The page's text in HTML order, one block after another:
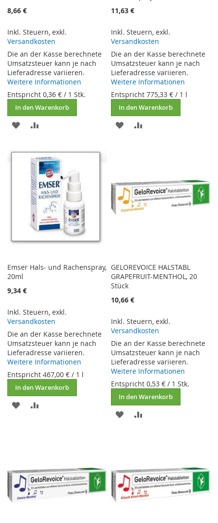
8,66 €
Inkl. Steuern, exkl.
Versandkosten
Die an der Kasse berechnete
Umsatzsteuer kann je nach
Lieferadresse variieren.
Weitere Informationen
Entspricht 0,36 € / 1 Stk.
In den Warenkorb
ZUR
HINZUFÜGEN
HINZUFÜGEN
11,63 €
Inkl. Steuern,exkl.
Versandkosten
Die an der Kasse berechnete
Umsatzsteuer kann je nach
Lieferadresse variieren.
Weitere Informationen
Entspricht775,33 € / 1 l
In den Warenkorb
ZUR
Emser Hals- und Rachenspray,
20ml
9,34 €
Inkl. Steuern, exkl.
Versandkosten
Die an der Kasse berechnete
Umsatzsteuer kann je nach
Lieferadresse variieren.
Weitere Informationen
Entspricht 467,00 € / 1 l
In den Warenkorb
ZUR
GELOREVOICE HALSTABL
GRAPEFRUIT-MENTHOL, 20
Stück
10,66 €
Inkl. Steuern,exkl.
Versandkosten
Die an der Kasse berechnete
Umsatzsteuer kann je nach
Lieferadresse variieren.
Weitere Informationen
Entspricht0,53 € / 1 Stk.
In den Warenkorb
ZUR